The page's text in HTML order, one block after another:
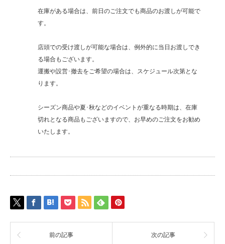
在庫がある場合は、前日のご注文でも商品のお渡しが可能で
す。
店頭での受け渡しが可能な場合は、例外的に当日お渡しでき
る場合もございます。
運搬や設営･撤去をご希望の場合は、スケジュール次第とな
ります。
シーズン商品や夏･秋などのイベントが重なる時期は、在庫
切れとなる商品もございますので、お早めのご注文をお勧め
いたします。
前の記事 次の記事